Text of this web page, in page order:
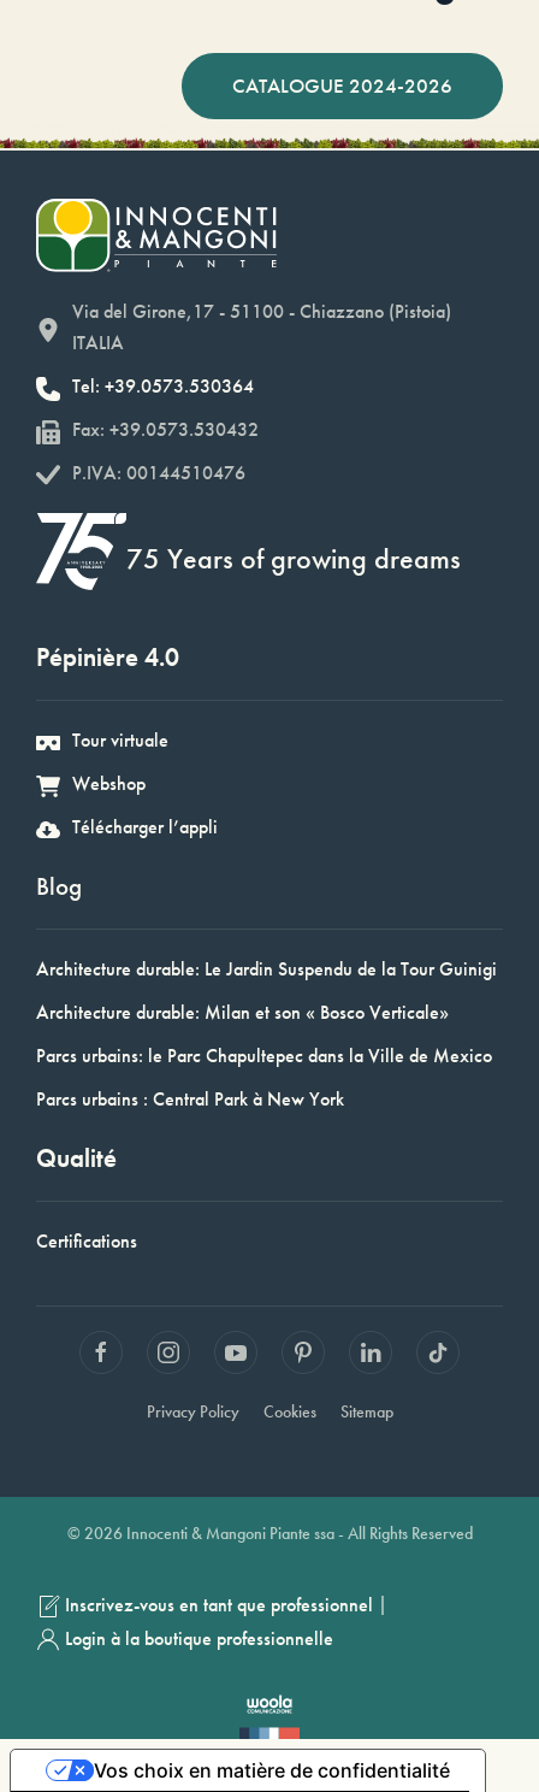
CATALOGUE 2024-2026
Via del Girone,17 - 51100 - Chiazzano (Pistoia)
ITALIA
Tel: +39.0573.530364
Fax: +39.0573.530432
P.IVA: 00144510476
75 Years of growing dreams
Pépinière 4.0
Tour virtuale
Webshop
Télécharger l’appli
Blog
Architecture durable: Le Jardin Suspendu de la Tour Guinigi
Architecture durable: Milan et son « Bosco Verticale»
Parcs urbains: le Parc Chapultepec dans la Ville de Mexico
Parcs urbains : Central Park à New York
Qualité
Certifications
Privacy Policy Cookies Sitemap
© 2026 Innocenti & Mangoni Piante ssa - All Rights Reserved
Inscrivez-vous en tant que professionnel |
Login à la boutique professionnelle
Vos choix en matière de confidentialité